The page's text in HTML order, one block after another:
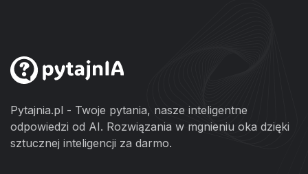
Pytajnia.pl - Twoje pytania, nasze inteligentne
odpowiedzi od AI. Rozwiązania w mgnieniu oka dzięki
sztucznej inteligencji za darmo.